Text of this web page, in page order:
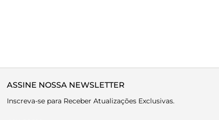
ASSINE NOSSA NEWSLETTER
Inscreva-se para Receber Atualizações Exclusivas.